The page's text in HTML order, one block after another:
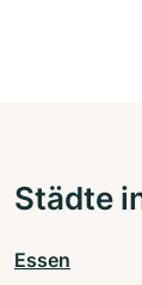
Städte
Essen